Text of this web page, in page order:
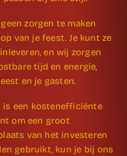
zorgen te maken
van je feest. Je kunt ze
en wij zorgen
tijd en energie,
en je gasten.
is een kostenefficiënte
om een groot
van het investeren
gebruikt, kun je bij ons